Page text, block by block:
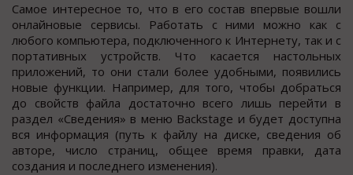
Самое интересное то, что в его состав впервые вошли
онлайновые сервисы. Работать с ними можно как с
любого компьютера, подключенного к Интернету, так и с
портативных устройств. Что касается настольных
приложений, то они стали более удобными, появились
новые функции. Например, для того, чтобы добраться
до свойств файла достаточно всего лишь перейти в
раздел «Сведения» в меню Backstage и будет доступна
вся информация (путь к файлу на диске, сведения об
авторе, число страниц, общее время правки, дата
создания и последнего изменения).